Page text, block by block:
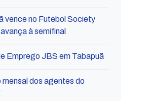
vence no Futebol Society
à semifinal
Emprego JBS em Tabapuã
mensal dos agentes do